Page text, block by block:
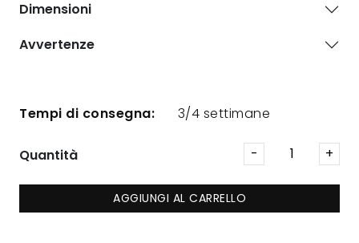
Dimensioni
Avvertenze
Tempi di consegna: 3/4 settimane
Quantità
AGGIUNGI AL CARRELLO